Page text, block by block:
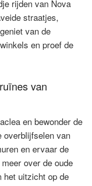
rijden van Nova
straatjes,
van de
en proef de
van
en bewonder de
overblijfselen van
en ervaar de
over de oude
het uitzicht op de